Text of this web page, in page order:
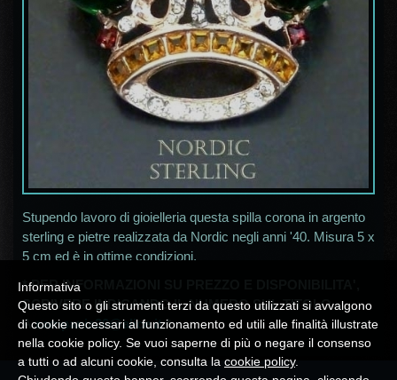
Stupendo lavoro di gioielleria questa spilla corona in argento
sterling e pietre realizzata da Nordic negli anni '40. Misura 5 x
5 cm ed è in ottime condizioni.
* PER INFORMAZIONI SU PREZZO E DISPONIBILITA',
SCRIVERE INDICANDO IL NUMERO SUL TITOLO
Acampania30@alice.it*
Informativa
Questo sito o gli strumenti terzi da questo utilizzati si avvalgono
di cookie necessari al funzionamento ed utili alle finalità illustrate
nella cookie policy. Se vuoi saperne di più o negare il consenso
a tutti o ad alcuni cookie, consulta la cookie policy.